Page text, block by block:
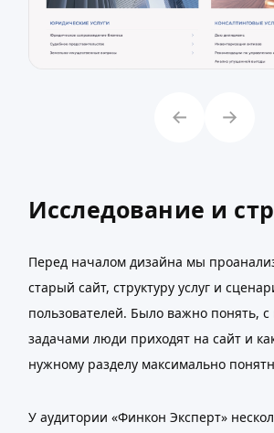
Исследование и
Перед началом дизайна мы
старый сайт, структуру услуг и
пользователей. Было важно понять, с
задачами люди приходят на сайт и
нужному разделу максимально
У аудитории «Финкон Эксперт»